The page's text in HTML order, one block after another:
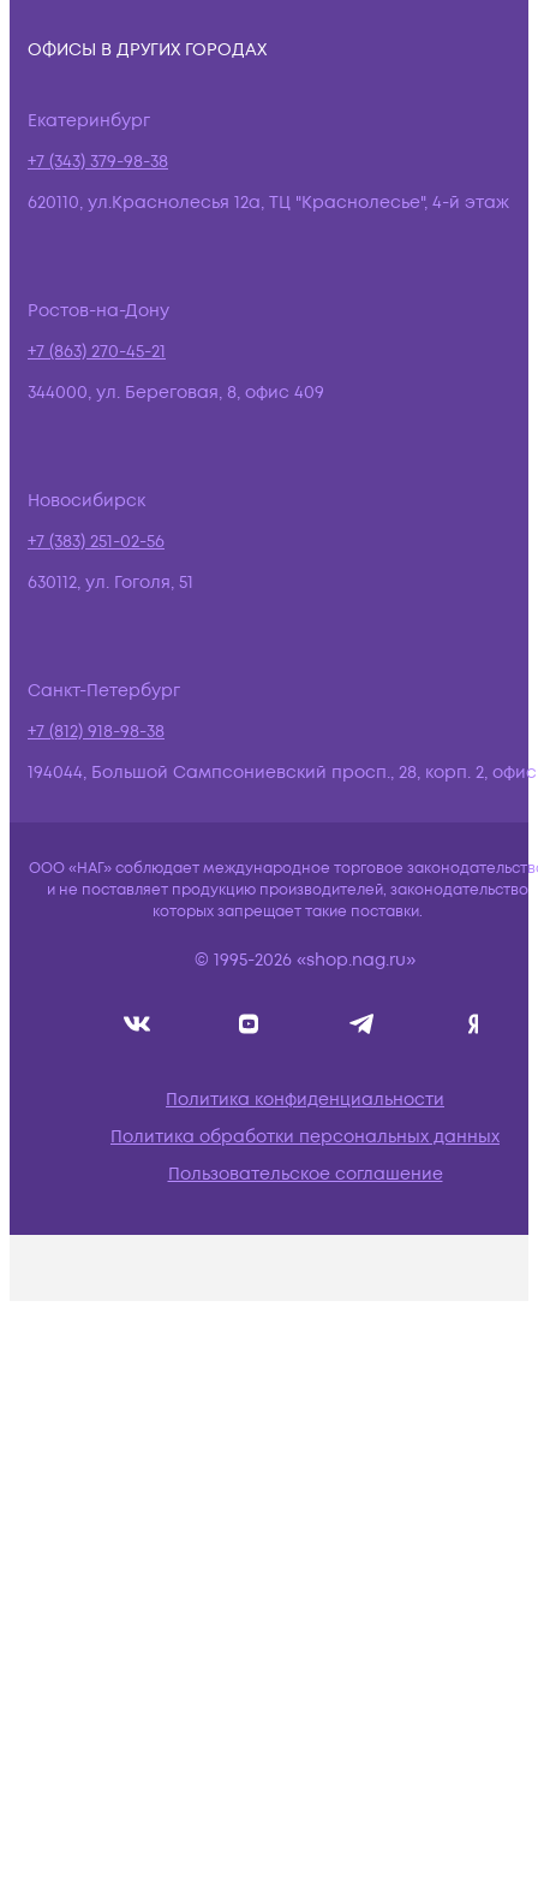
ОФИСЫ В ДРУГИХ ГОРОДАХ
Екатеринбург
+7 (343) 379-98-38
620110, ул.Краснолесья 12а, ТЦ "Краснолесье", 4-й этаж
Ростов-на-Дону
+7 (863) 270-45-21
344000, ул. Береговая, 8, офис 409
Новосибирск
+7 (383) 251-02-56
630112, ул. Гоголя, 51
Санкт-Петербург
+7 (812) 918-98-38
194044, Большой Сампсониевский просп., 28, корп. 2,
ООО «НАГ» соблюдает международное торговое
и не поставляет продукцию производителей, законодательство
которых запрещает такие поставки.
© 1995-2026 «shop.nag.ru»
Политика конфиденциальности
Политика обработки персональных данных
Пользовательское соглашение